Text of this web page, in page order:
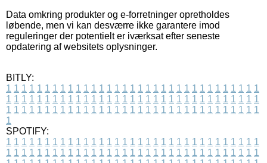
Data omkring produkter og e-forretninger opretholdes
løbende, men vi kan desværre ikke garantere imod
reguleringer der potentielt er iværksat efter seneste
opdatering af websitets oplysninger.
BITLY:
1 1 1 1 1 1 1 1 1 1 1 1 1 1 1 1 1 1 1 1 1 1 1 1 1 1 1 1 1 1 1 1 1
1 1 1 1 1 1 1 1 1 1 1 1 1 1 1 1 1 1 1 1 1 1 1 1 1 1 1 1 1 1 1 1 1
1 1 1 1 1 1 1 1 1 1 1 1 1 1 1 1 1 1 1 1 1 1 1 1 1 1 1 1 1 1 1 1 1
1
SPOTIFY:
1 1 1 1 1 1 1 1 1 1 1 1 1 1 1 1 1 1 1 1 1 1 1 1 1 1 1 1 1 1 1 1 1
1 1 1 1 1 1 1 1 1 1 1 1 1 1 1 1 1 1 1 1 1 1 1 1 1 1 1 1 1 1 1 1 1